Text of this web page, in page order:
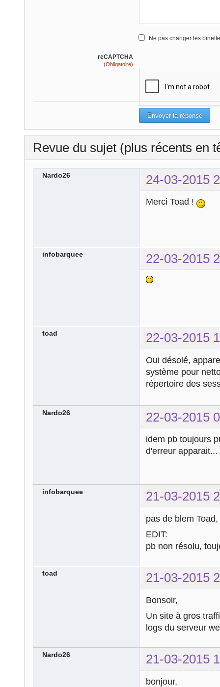
Ne pas changer les
reCAPTCHA
(Obligatoire)
Revue du sujet (plus récents en
Nardo26 24-03-2015
Merci Toad !
infobarquee 22-03-2015
toad 22-03-2015
Oui désolé,
système pour
répertoire des
Nardo26 22-03-2015
idem pb toujours
d'erreur apparait...
infobarquee 21-03-2015
pas de blem
EDIT:
pb non résolu,
toad 21-03-2015
Bonsoir,
Un site à gros
logs du serveur
Nardo26 21-03-2015
bonjour,